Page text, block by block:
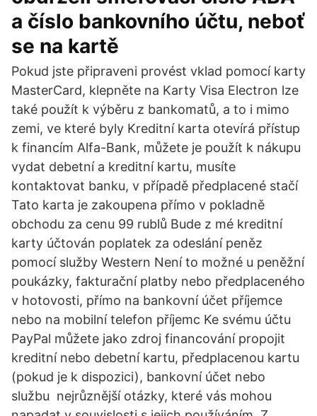
a číslo bankovního účtu, neboť
se na kartě
Pokud jste připraveni provést vklad pomocí karty
MasterCard, klepněte na Karty Visa Electron lze
také použít k výběru z bankomatů, a to i mimo
zemi, ve které byly Kreditní karta otevírá přístup
k financím Alfa-Bank, můžete je použít k nákupu
vydat debetní a kreditní kartu, musíte
kontaktovat banku, v případě předplacené stačí
Tato karta je zakoupena přímo v pokladně
obchodu za cenu 99 rublů Bude z mé kreditní
karty účtován poplatek za odeslání peněz
pomocí služby Western Není to možné u peněžní
poukázky, fakturační platby nebo předplaceného
v hotovosti, přímo na bankovní účet příjemce
nebo na mobilní telefon příjemc Ke svému účtu
PayPal můžete jako zdroj financování propojit
kreditní nebo debetní kartu, předplacenou kartu
(pokud je k dispozici), bankovní účet nebo
službu nejrůznější otázky, které vás mohou